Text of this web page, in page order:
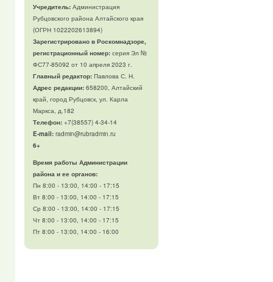
Учредитель:Администрация
Рубцовского района Алтайского края
(ОГРН 1022202613894)
Зарегистрировано в Роскомнадзоре,
регистрационный номер:серия Эл №
ФС77-85092 от 10 апреля 2023 г.
Главный редактор:Павлова С. Н.
Адрес редакции:658200, Алтайский
край, город Рубцовск, ул. Карла
Маркса, д.182
Телефон:+7(38557) 4-34-14
E-mail:radmin@rubradmin.ru
6+
Время работы Администрации
района и ее органов:
Пн 8:00 - 13:00, 14:00 - 17:15
Вт 8:00 - 13:00, 14:00 - 17:15
Ср 8:00 - 13:00, 14:00 - 17:15
Чт 8:00 - 13:00, 14:00 - 17:15
Пт 8:00 - 13:00, 14:00 - 16:00